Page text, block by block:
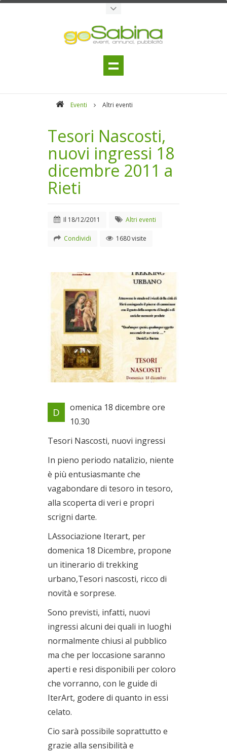
Eventi Altri eventi
Tesori Nascosti,
nuovi ingressi 18
dicembre 2011 a
Rieti
Il 18/12/2011 Altri eventi
Condividi 1680 visite
Locandina evento
Il 18/12/2011
D
omenica 18 dicembre ore
10.30
Tesori Nascosti, nuovi ingressi
In pieno periodo natalizio, niente
è più entusiasmante che
vagabondare di tesoro in tesoro,
alla scoperta di veri e propri
scrigni darte.
LAssociazione Iterart, per
domenica 18 Dicembre, propone
un itinerario di trekking
urbano,Tesori nascosti, ricco di
novità e sorprese.
Sono previsti, infatti, nuovi
ingressi alcuni dei quali in luoghi
normalmente chiusi al pubblico
ma che per loccasione saranno
aperti e resi disponibili per coloro
che vorranno, con le guide di
IterArt, godere di quanto in essi
celato.
Cio sarà possibile soprattutto e
grazie alla sensibilità e